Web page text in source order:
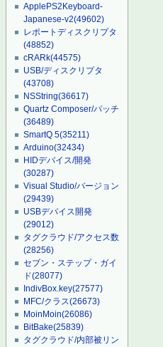
ApplePS2Keyboard-
Japanese-v2(49602)
レポートディスクリプタ
(48852)
cRARk(44575)
USB/ディスクリプタ
(43708)
NSString(36617)
Quartz Composer/パッチ
(36489)
SmartQ 5(35211)
Arduino(32434)
HIDデバイス/開発
(30287)
Visual Studio/バージョン
(29439)
USBデバイス開発
(29012)
タグクラウド/アクセス数
(28256)
セブン・ステップ・ガイ
ド(28077)
IndivBox.key(27577)
MFC/クラス(26673)
MoinMoin(26086)
BitBake(25839)
タグクラウド/内部被リン